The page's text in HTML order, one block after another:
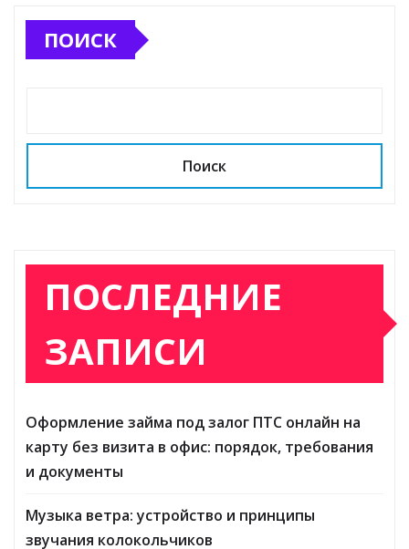
ПОИСК
Поиск
ПОСЛЕДНИЕ
ЗАПИСИ
Оформление займа под залог ПТС онлайн на
карту без визита в офис: порядок, требования
и документы
Музыка ветра: устройство и принципы
звучания колокольчиков